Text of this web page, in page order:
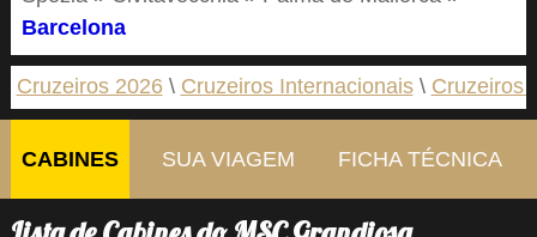
Barcelona
Cruzeiros 2026 Cruzeiros Internacionais Cruzeiros
CABINES SUA VIAGEM FICHA TÉCNICA